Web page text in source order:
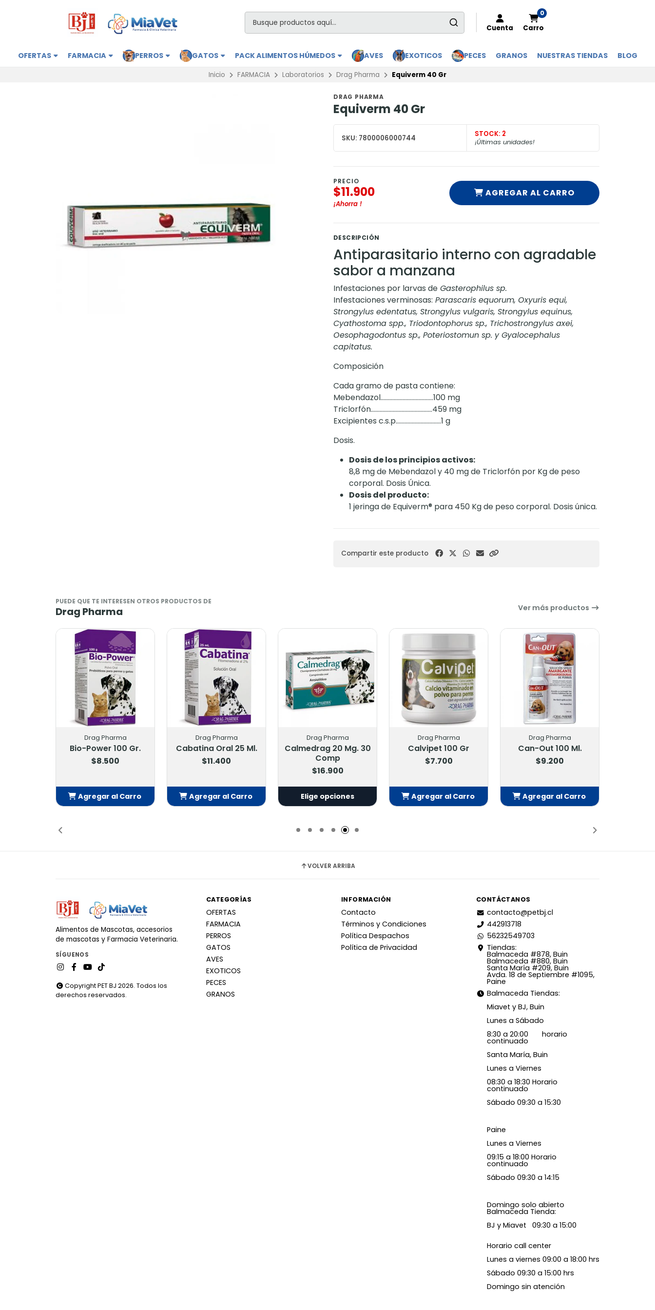
Cuenta
0
Carro
OFERTAS FARMACIA PERROS GATOS PACK ALIMENTOS HÚMEDOS AVES EXOTICOS PECES GRANOS NUESTRAS TIENDAS BLOG
Inicio FARMACIA Laboratorios Drag Pharma Equiverm 40 Gr
DRAG PHARMA
Equiverm 40 Gr
SKU: 7800006000744 STOCK: 2
¡Últimas unidades!
PRECIO
$11.900
¡Ahorra !
AGREGAR AL CARRO
DESCRIPCIÓN
Antiparasitario interno con agradable
sabor a manzana
Infestaciones por larvas de Gasterophilus sp.
Infestaciones verminosas: Parascaris equorum, Oxyuris equi,
Strongylus edentatus, Strongylus vulgaris, Strongylus equinus,
Cyathostoma spp., Triodontophorus sp., Trichostrongylus axei,
Oesophagodontus sp., Poteriostomun sp. y Gyalocephalus
capitatus.
Composición
Cada gramo de pasta contiene:
Mebendazol………………………………100 mg
Triclorfón……………………………………459 mg
Excipientes c.s.p……..…………………..1 g
Dosis.
Dosis de los principios activos:
8,8 mg de Mebendazol y 40 mg de Triclorfón por Kg de peso
corporal. Dosis Única.
Dosis del producto:
1 jeringa de Equiverm® para 450 Kg de peso corporal. Dosis única.
Compartir este producto
PUEDE QUE TE INTERESEN OTROS PRODUCTOS DE
Drag Pharma Ver más productos
Drag Pharma
Bio-Power 100 Gr.
$8.500
Agregar al Carro
Drag Pharma
Cabatina Oral 25 Ml.
$11.400
Agregar al Carro
Drag Pharma
Calmedrag 20 Mg. 30
Comp
$16.900
Elige opciones
Drag Pharma
Calvipet 100 Gr
$7.700
Agregar al Carro
Drag Pharma
Can-Out 100 Ml.
$9.200
Agregar al Carro
VOLVER ARRIBA
Alimentos de Mascotas, accesorios
de mascotas y Farmacia Veterinaria.
SÍGUENOS
Copyright PET BJ 2026. Todos los
derechos reservados.
CATEGORÍAS
OFERTAS
FARMACIA
PERROS
GATOS
AVES
EXOTICOS
PECES
GRANOS
INFORMACIÓN
Contacto
Términos y Condiciones
Política Despachos
Política de Privacidad
CONTÁCTANOS
contacto@petbj.cl
442913718
56232549703
Tiendas:
Balmaceda #878, Buin
Balmaceda #880, Buin
Santa María #209, Buin
Avda. 18 de Septiembre #1095,
Paine
Balmaceda Tiendas:
Miavet y BJ, Buin
Lunes a Sábado
8:30 a 20:00 horario
continuado
Santa María, Buin
Lunes a Viernes
08:30 a 18:30 Horario
continuado
Sábado 09:30 a 15:30
Paine
Lunes a Viernes
09:15 a 18:00 Horario
continuado
Sábado 09:30 a 14:15
Domingo solo abierto
Balmaceda Tienda:
BJ y Miavet 09:30 a 15:00
Horario call center
Lunes a viernes 09:00 a 18:00 hrs
Sábado 09:30 a 15:00 hrs
Domingo sin atención